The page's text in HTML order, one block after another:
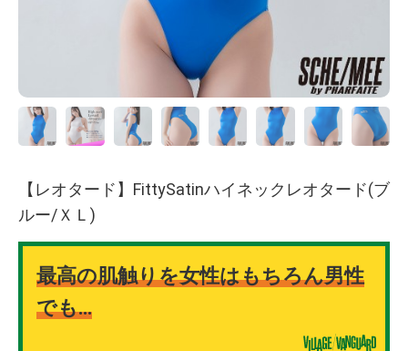
【レオタード】FittySatinハイネックレオタード(ブ
ルー/ＸＬ)
最高の肌触りを女性はもちろん男性
でも…